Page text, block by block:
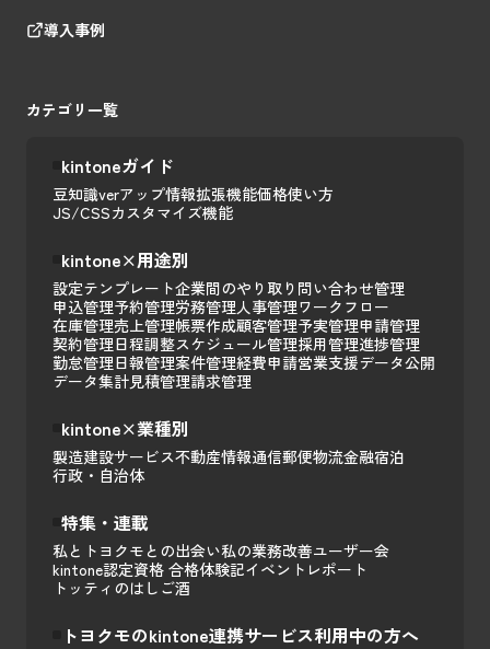
導入事例
カテゴリ一覧
kintoneガイド
豆知識verアップ情報拡張機能価格使い方
JS/CSSカスタマイズ機能
kintone×用途別
設定テンプレート企業間のやり取り 問い合わせ管理
申込管理予約管理労務管理人事管理ワークフロー
在庫管理売上管理帳票作成顧客管理予実管理申請管理
契約管理日程調整スケジュール管理採用管理進捗管理
勤怠管理日報管理案件管理経費申請営業支援データ公開
データ集計見積管理請求管理
kintone×業種別
製造建設サービス不動産情報通信郵便物流金融宿泊
行政・自治体
特集・連載
私とトヨクモとの出会い私の業務改善ユーザー会
kintone認定資格 合格体験記イベントレポート
トッティのはしご酒
トヨクモのkintone連携サービス利用中の方へ